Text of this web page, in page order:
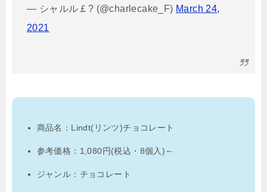
— シャルル￡? (@charlecake_F) March 24,
2021
商品名：Lindt(リンツ)チョコレート
参考価格：1,080円(税込・8個入)～
ジャンル：チョコレート